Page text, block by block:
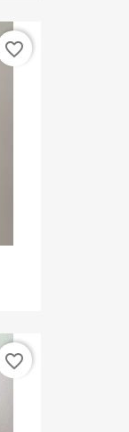
favorite_border
favorite_border